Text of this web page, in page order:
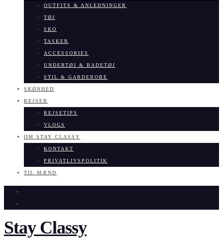
OUTFITS & ANLEDNINGER
TØJ
SKO
TASKER
ACCESSORIES
UNDERTØJ & BADETØJ
STIL & GARDEROBE
SKØNHED
REJSER
REJSETIPS
VLOGS
OM STAY CLASSY
KONTAKT
PRIVATLIVSPOLITIK
TIL MÆND
Stay Classy